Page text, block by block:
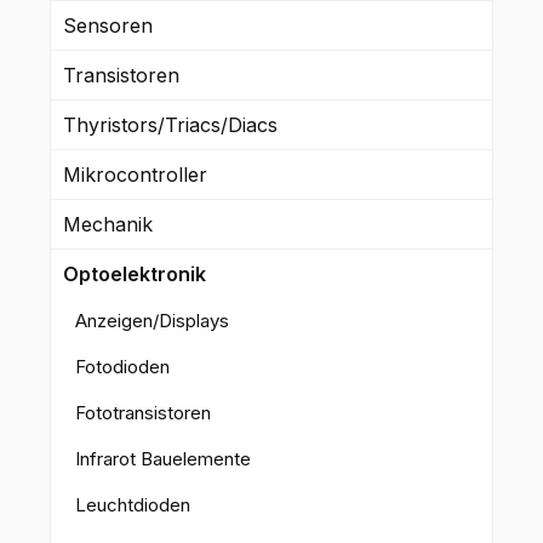
Sensoren
Transistoren
Thyristors/Triacs/Diacs
Mikrocontroller
Mechanik
Optoelektronik
Anzeigen/Displays
Fotodioden
Fototransistoren
Infrarot Bauelemente
Leuchtdioden